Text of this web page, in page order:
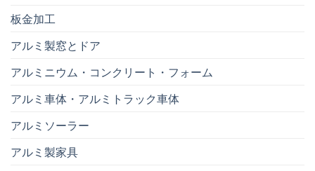
板金加工
アルミ製窓とドア
アルミニウム・コンクリート・フォーム
アルミ車体・アルミトラック車体
アルミソーラー
アルミ製家具